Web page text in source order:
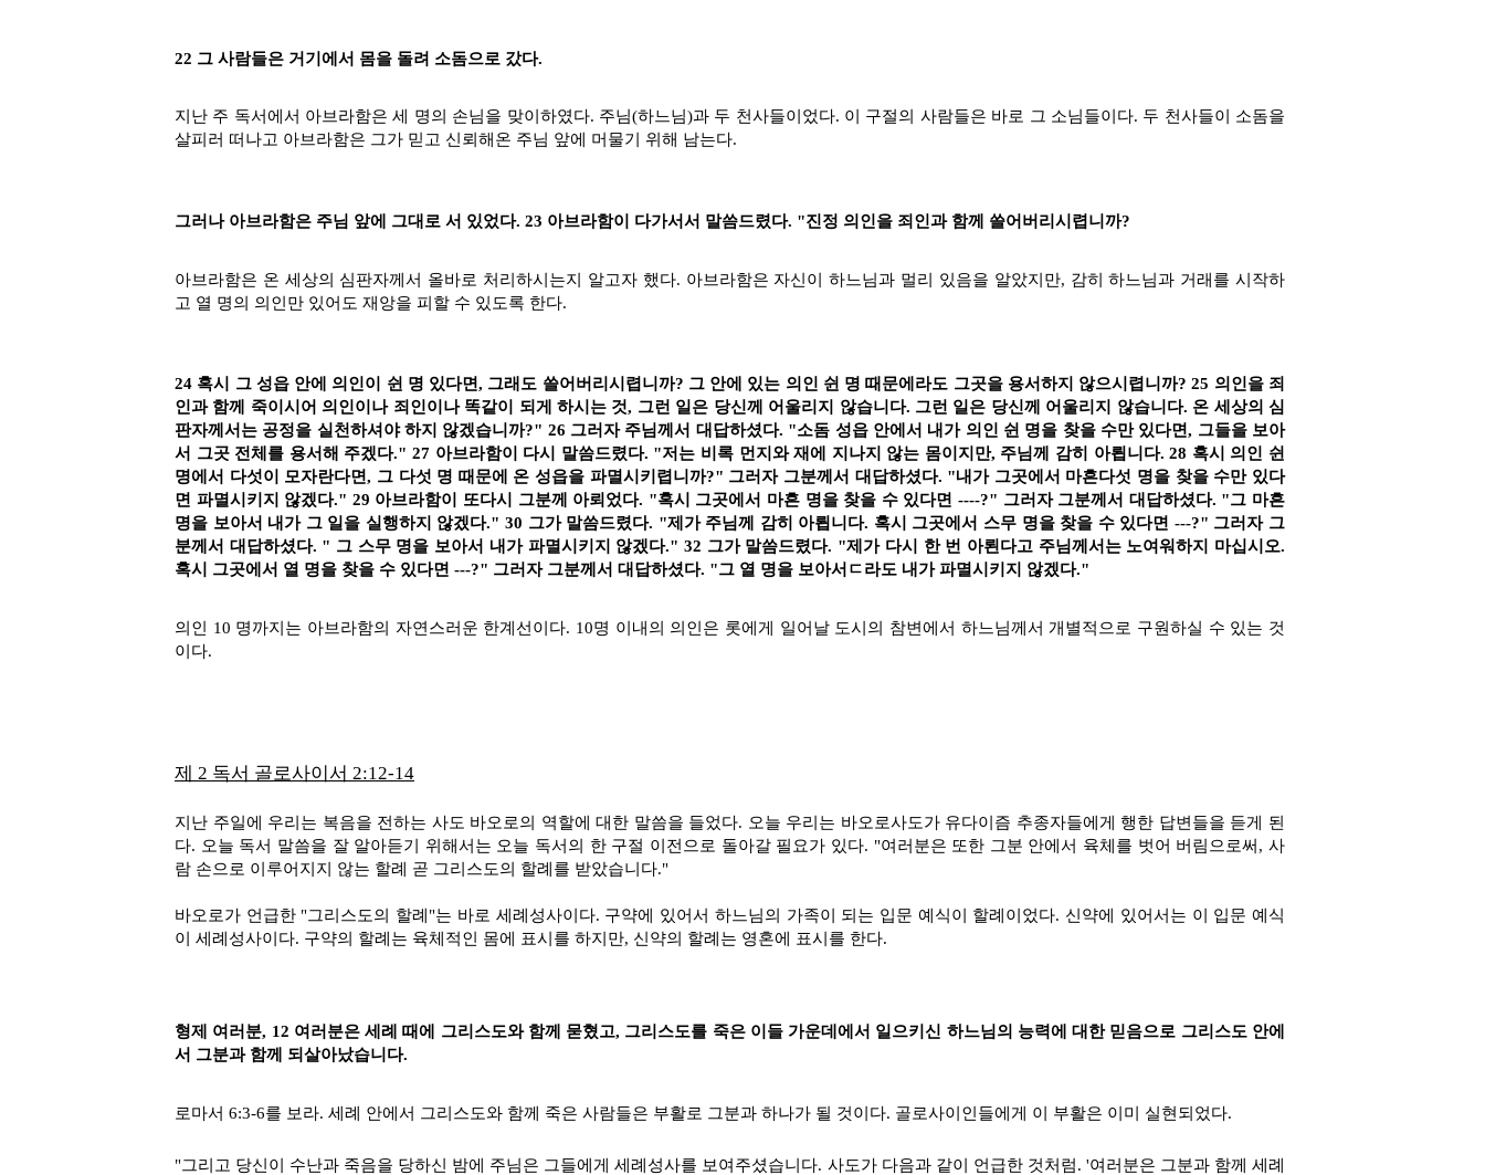
22 그 사람들은 거기에서 몸을 돌려 소돔으로 갔다.
지난 주 독서에서 아브라함은 세 명의 손님을 맞이하였다. 주님(하느님)과 두 천사들이었다. 이 구절의 사람들은 바로 그 소님들이다. 두 천사들이 소돔을
살피러 떠나고 아브라함은 그가 믿고 신뢰해온 주님 앞에 머물기 위해 남는다.
그러나 아브라함은 주님 앞에 그대로 서 있었다. 23 아브라함이 다가서서 말씀드렸다. "진정 의인을 죄인과 함께 쓸어버리시렵니까?
아브라함은 온 세상의 심판자께서 올바로 처리하시는지 알고자 했다. 아브라함은 자신이 하느님과 멀리 있음을 알았지만, 감히 하느님과 거래를 시작하
고 열 명의 의인만 있어도 재앙을 피할 수 있도록 한다.
24 혹시 그 성읍 안에 의인이 쉰 명 있다면, 그래도 쓸어버리시렵니까? 그 안에 있는 의인 쉰 명 때문에라도 그곳을 용서하지 않으시렵니까? 25 의인을 죄
인과 함께 죽이시어 의인이나 죄인이나 똑같이 되게 하시는 것, 그런 일은 당신께 어울리지 않습니다. 그런 일은 당신께 어울리지 않습니다. 온 세상의 심
판자께서는 공정을 실천하셔야 하지 않겠습니까?" 26 그러자 주님께서 대답하셨다. "소돔 성읍 안에서 내가 의인 쉰 명을 찾을 수만 있다면, 그들을 보아
서 그곳 전체를 용서해 주겠다." 27 아브라함이 다시 말씀드렸다. "저는 비록 먼지와 재에 지나지 않는 몸이지만, 주님께 감히 아룁니다. 28 혹시 의인 쉰
명에서 다섯이 모자란다면, 그 다섯 명 때문에 온 성읍을 파멸시키렵니까?" 그러자 그분께서 대답하셨다. "내가 그곳에서 마흔다섯 명을 찾을 수만 있다
면 파멸시키지 않겠다." 29 아브라함이 또다시 그분께 아뢰었다. "혹시 그곳에서 마흔 명을 찾을 수 있다면 ----?" 그러자 그분께서 대답하셨다. "그 마흔
명을 보아서 내가 그 일을 실행하지 않겠다." 30 그가 말씀드렸다. "제가 주님께 감히 아룁니다. 혹시 그곳에서 스무 명을 찾을 수 있다면 ---?" 그러자 그
분께서 대답하셨다. " 그 스무 명을 보아서 내가 파멸시키지 않겠다." 32 그가 말씀드렸다. "제가 다시 한 번 아뢴다고 주님께서는 노여워하지 마십시오.
혹시 그곳에서 열 명을 찾을 수 있다면 ---?" 그러자 그분께서 대답하셨다. "그 열 명을 보아서ㄷ라도 내가 파멸시키지 않겠다."
의인 10 명까지는 아브라함의 자연스러운 한계선이다. 10명 이내의 의인은 롯에게 일어날 도시의 참변에서 하느님께서 개별적으로 구원하실 수 있는 것
이다.
제 2 독서 골로사이서 2:12-14
지난 주일에 우리는 복음을 전하는 사도 바오로의 역할에 대한 말씀을 들었다. 오늘 우리는 바오로사도가 유다이즘 추종자들에게 행한 답변들을 듣게 된
다. 오늘 독서 말씀을 잘 알아듣기 위해서는 오늘 독서의 한 구절 이전으로 돌아갈 필요가 있다. "여러분은 또한 그분 안에서 육체를 벗어 버림으로써, 사
람 손으로 이루어지지 않는 할례 곧 그리스도의 할례를 받았습니다."
바오로가 언급한 "그리스도의 할례"는 바로 세례성사이다. 구약에 있어서 하느님의 가족이 되는 입문 예식이 할례이었다. 신약에 있어서는 이 입문 예식
이 세례성사이다. 구약의 할례는 육체적인 몸에 표시를 하지만, 신약의 할례는 영혼에 표시를 한다.
형제 여러분, 12 여러분은 세례 때에 그리스도와 함께 묻혔고, 그리스도를 죽은 이들 가운데에서 일으키신 하느님의 능력에 대한 믿음으로 그리스도 안에
서 그분과 함께 되살아났습니다.
로마서 6:3-6를 보라. 세례 안에서 그리스도와 함께 죽은 사람들은 부활로 그분과 하나가 될 것이다. 골로사이인들에게 이 부활은 이미 실현되었다.
"그리고 당신이 수난과 죽음을 당하신 밤에 주님은 그들에게 세례성사를 보여주셨습니다. 사도가 다음과 같이 언급한 것처럼. '여러분은 그분과 함께 세례